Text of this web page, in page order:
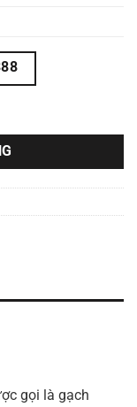
gọi là gạch